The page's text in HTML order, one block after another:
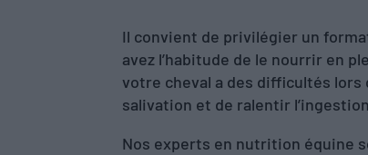
Il convient de privilégier un
avez l’habitude de le nourrir en
votre cheval a des difficultés lors
salivation et de ralentir l’ingestion.
Nos experts en nutrition équine